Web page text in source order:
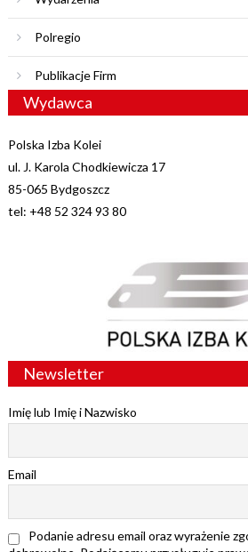
Polregio
Publikacje Firm
Wydawca
Polska Izba Kolei
ul. J. Karola Chodkiewicza 17
85-065 Bydgoszcz
tel: +48 52 324 93 80
Newsletter
Imię lub Imię i Nazwisko
Email
Podanie adresu email oraz wyrażenie